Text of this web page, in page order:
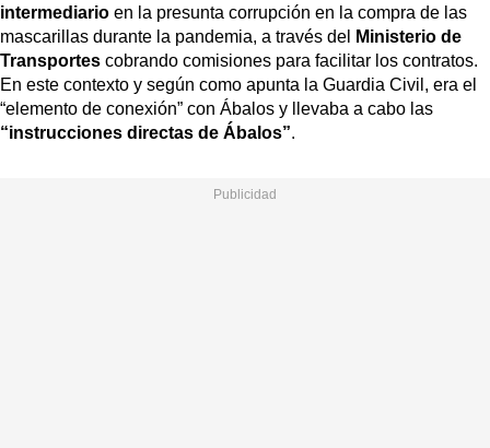
intermediario en la presunta corrupción en la compra de las
mascarillas durante la pandemia, a través del
Ministerio de
Transportes cobrando comisiones para facilitar los contratos.
En este contexto y según como apunta la Guardia Civil, era el
“elemento de conexión” con Ábalos y llevaba a cabo las
“instrucciones directas de Ábalos”.